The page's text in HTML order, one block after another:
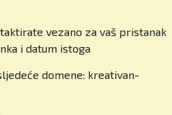
ovdje dobiva i kamo ga to
mogućnosti
vezano za vaš pristanak
i datum istoga
domene: kreativan-